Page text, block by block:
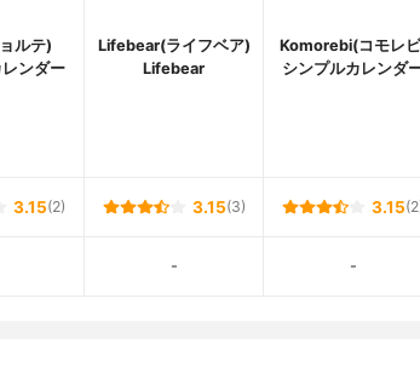
ルテ)
ンダー
Lifebear(ライフベア)
Lifebear
Komorebi(コモレ
シンプルカレンダ
3.15(2) 3.15(3) 3.15
- -